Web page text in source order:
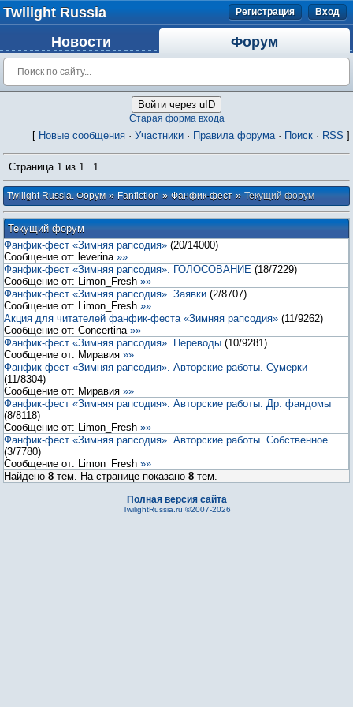
Twilight Russia Регистрация Вход
Новости Форум
Войти через uID
Старая форма входа
[ Новые сообщения · Участники · Правила форума· Поиск · RSS ]
Страница 1 из 1 1
Twilight Russia. Форум » Fanfiction » Фанфик-фест » Текущий форум
Текущий форум
Фанфик-фест «Зимняя рапсодия» (20/14000)
Сообщение от: leverina »»
Фанфик-фест «Зимняя рапсодия». ГОЛОСОВАНИЕ (18/7229)
Сообщение от: Limon_Fresh »»
Фанфик-фест «Зимняя рапсодия». Заявки (2/8707)
Сообщение от: Limon_Fresh »»
Акция для читателей фанфик-феста «Зимняя рапсодия» (11/9262)
Сообщение от: Concertina »»
Фанфик-фест «Зимняя рапсодия». Переводы (10/9281)
Сообщение от: Миравия »»
Фанфик-фест «Зимняя рапсодия». Авторские работы. Сумерки
(11/8304)
Сообщение от: Миравия »»
Фанфик-фест «Зимняя рапсодия». Авторские работы. Др. фандомы
(8/8118)
Сообщение от: Limon_Fresh »»
Фанфик-фест «Зимняя рапсодия». Авторские работы. Собственное
(3/7780)
Сообщение от: Limon_Fresh »»
Найдено 8 тем. На странице показано 8 тем.
Полная версия сайта
TwilightRussia.ru ©2007-2026